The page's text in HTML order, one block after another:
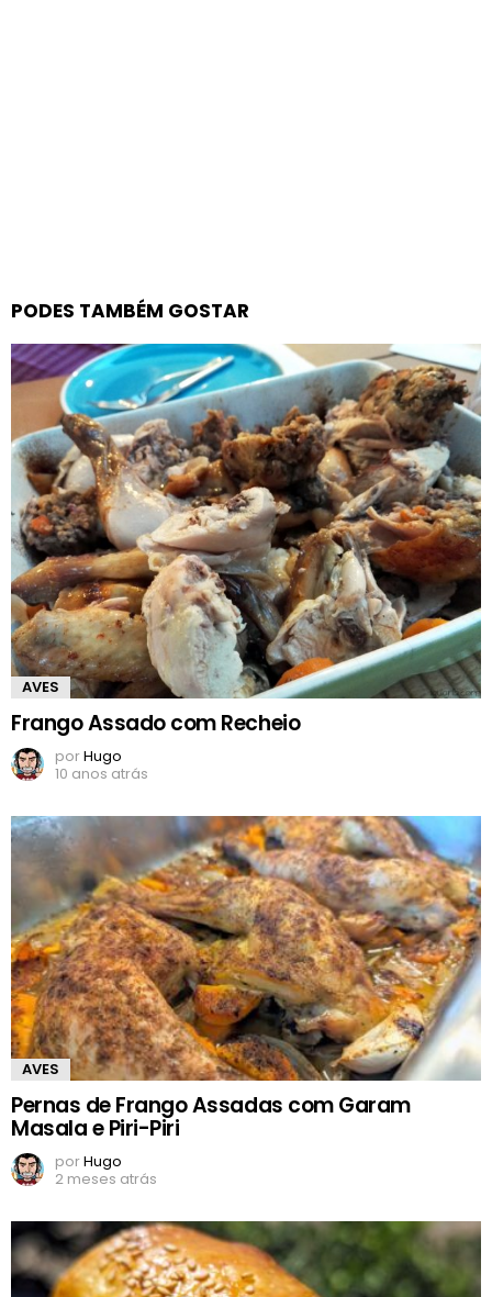
PODES TAMBÉM GOSTAR
AVES
Frango Assado com Recheio
porHugo
10 anos atrás
AVES
Pernas de Frango Assadas com Garam
Masala e Piri-Piri
porHugo
2 meses atrás